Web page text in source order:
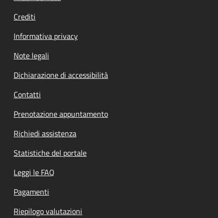
Crediti
Informativa privacy
Note legali
Dichiarazione di accessibilità
Contatti
Prenotazione appuntamento
Richiedi assistenza
Statistiche del portale
Leggi le FAQ
Pagamenti
Riepilogo valutazioni